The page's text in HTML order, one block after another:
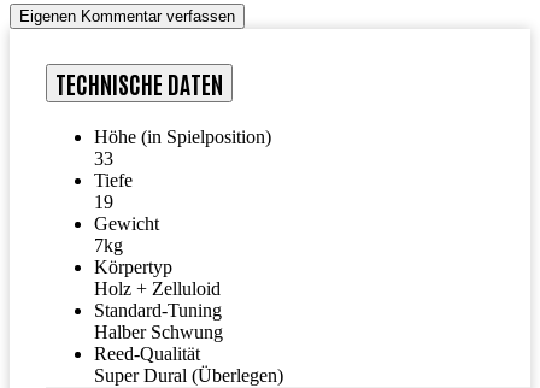
Eigenen Kommentar verfassen
TECHNISCHE DATEN
Höhe (in Spielposition)
33
Tiefe
19
Gewicht
7kg
Körpertyp
Holz + Zelluloid
Standard-Tuning
Halber Schwung
Reed-Qualität
Super Dural (Überlegen)